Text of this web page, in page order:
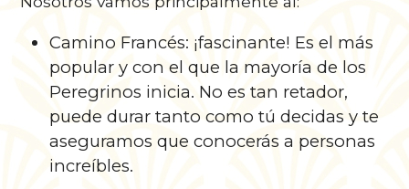
Camino Francés: ¡fascinante! Es el más
popular y con el que la mayoría de los
Peregrinos inicia. No es tan retador,
puede durar tanto como tú decidas y te
aseguramos que conocerás a personas
increíbles.